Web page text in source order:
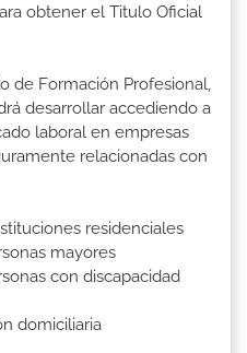
obtener el Titulo Oficial
de Formación Profesional,
desarrollar accediendo a
laboral en empresas
relacionadas con
residenciales
mayores
con discapacidad
domiciliaria